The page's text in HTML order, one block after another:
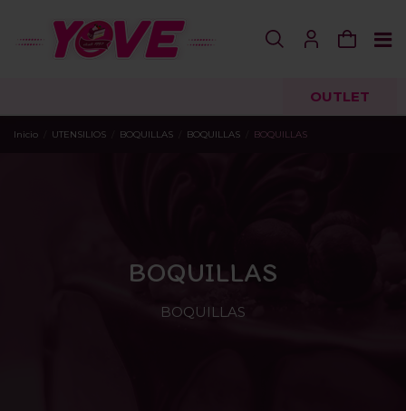
OUTLET
Inicio UTENSILIOS BOQUILLAS BOQUILLAS BOQUILLAS
BOQUILLAS
BOQUILLAS